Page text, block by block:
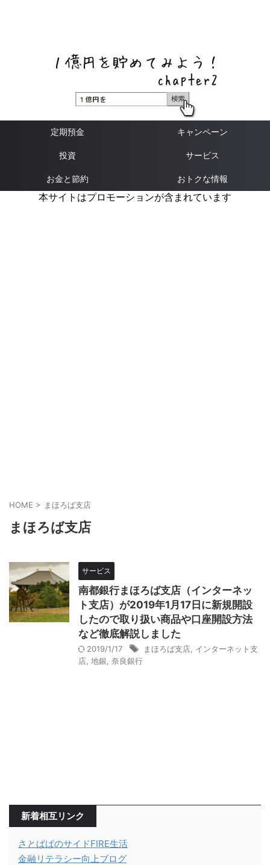
定期預金 キャンペーン
投資 サービス
お金と節約 おトクな情報
本サイトはプロモーションが含まれています
HOME > まほろば支店
まほろば支店
サービス
南都銀行まほろば支店（インターネッ
ト支店）が2019年1月17日に新規開設
したので取り扱い商品や口座開設方法
など徹底解説しました
2019/1/17 まほろば支店 インターネット支
店 地銀 奈良銀行
新着相互リンク
さとぱぱのサイドFIRE生活
金融リテラシー向上ブログ